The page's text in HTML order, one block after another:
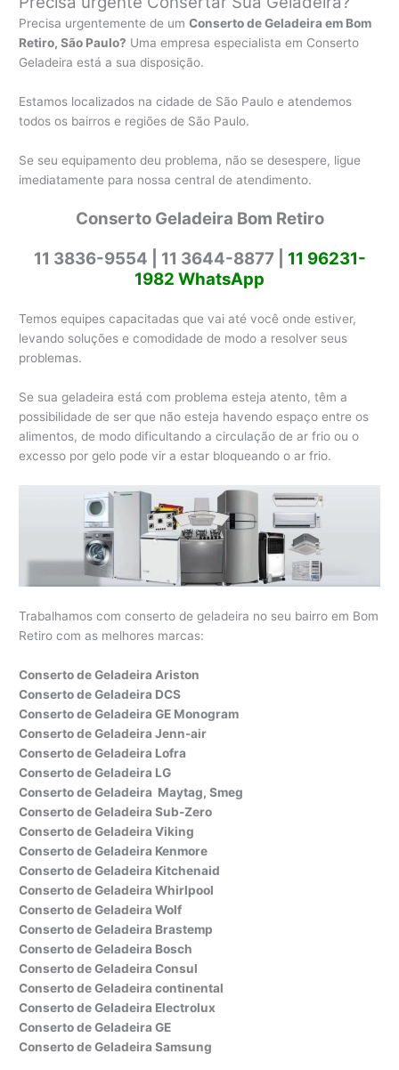
Precisa urgentemente de umConserto de Geladeira em Bom
Retiro, São Paulo? Uma empresa especialista em Conserto
Geladeira está a sua disposição.
Estamos localizados na cidade de São Paulo e atendemos
todos os bairros e regiões de São Paulo.
Se seu equipamento deu problema, não se desespere, ligue
imediatamente para nossa central de atendimento.
Conserto Geladeira Bom Retiro
11 3836-9554 | 11 3644-8877 | 11 96231-
1982 WhatsApp
Temos equipes capacitadas que vai até você onde estiver,
levando soluções e comodidade de modo a resolver seus
problemas.
Se sua geladeira está com problema esteja atento, têm a
possibilidade de ser que não esteja havendo espaço entre os
alimentos, de modo dificultando a circulação de ar frio ou o
excesso por gelo pode vir a estar bloqueando o ar frio.
Trabalhamos com conserto de geladeira no seu bairro em Bom
Retiro com as melhores marcas:
Conserto de Geladeira Ariston
Conserto de Geladeira DCS
Conserto de Geladeira GE Monogram
Conserto de Geladeira Jenn-air
Conserto de Geladeira Lofra
Conserto de Geladeira LG
Conserto de Geladeira Maytag, Smeg
Conserto de Geladeira Sub-Zero
Conserto de Geladeira Viking
Conserto de Geladeira Kenmore
Conserto de Geladeira Kitchenaid
Conserto de Geladeira Whirlpool
Conserto de Geladeira Wolf
Conserto de Geladeira Brastemp
Conserto de Geladeira Bosch
Conserto de Geladeira Consul
Conserto de Geladeira continental
Conserto de Geladeira Electrolux
Conserto de Geladeira GE
Conserto de Geladeira Samsung